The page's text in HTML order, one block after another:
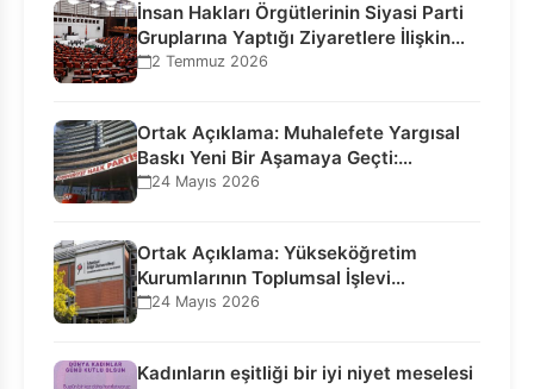
İnsan Hakları Örgütlerinin Siyasi Parti
Gruplarına Yaptığı Ziyaretlere İlişkin
Bilgilendirme…
2 Temmuz 2026
Ortak Açıklama: Muhalefete Yargısal
Baskı Yeni Bir Aşamaya Geçti:
Seçilmiş…
24 Mayıs 2026
Ortak Açıklama: Yükseköğretim
Kurumlarının Toplumsal İşlevi
Kurucularının Ticari Akıbetine
24 Mayıs 2026
Kadınların eşitliği bir iyi niyet meselesi